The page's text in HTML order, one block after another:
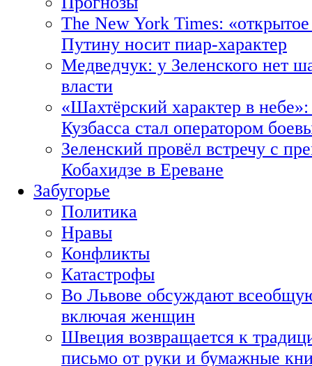
The New York Times:
Путину носит пиар-характер
Медведчук: у Зеленского нет
власти
«Шахтёрский характер в
Кузбасса стал оператором
Зеленский провёл встречу с
Кобахидзе в Ереване
Забугорье
Политика
Нравы
Конфликты
Катастрофы
Во Львове обсуждают
включая женщин
Швеция возвращается к
письмо от руки и бумажные